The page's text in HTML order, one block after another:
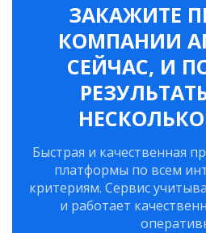
ЗАКАЖИТЕ
КОМПАНИИ
СЕЙЧАС, И
Быстрая и качественная
платформы по всем
критериям. Сервис
и работает